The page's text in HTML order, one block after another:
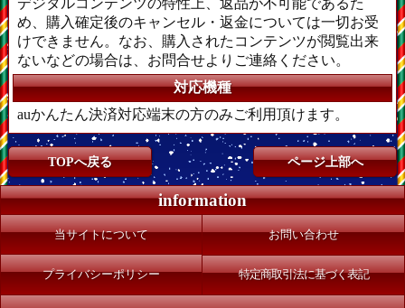
め、購入確定後のキャンセル・返金については一切お受
けできません。なお、購入されたコンテンツが閲覧出来
ないなどの場合は、お問合せよりご連絡ください。
対応機種
auかんたん決済対応端末の方のみご利用頂けます。
TOPへ戻る ページ上部へ
information
当サイトについて お問い合わせ
プライバシーポリシー 特定商取引法に基づく表記